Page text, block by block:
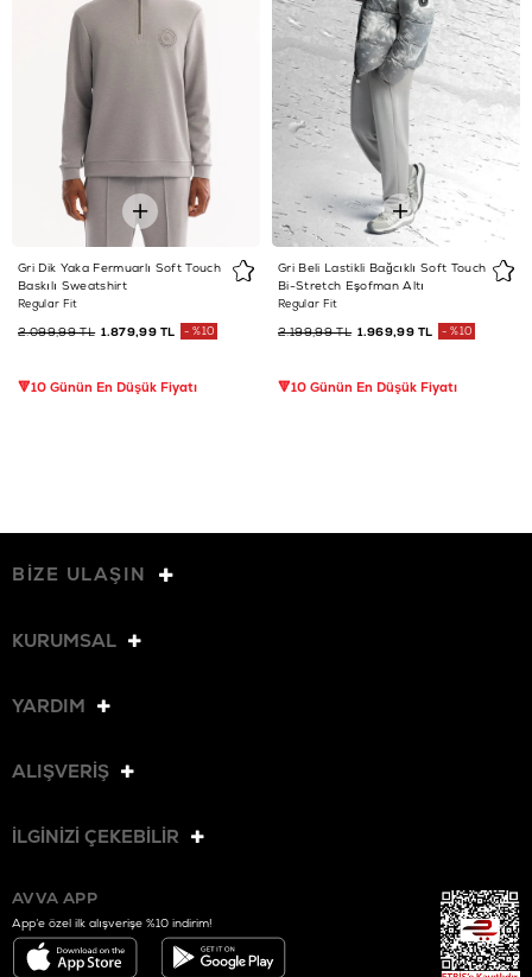
Gri Dik Yaka Fermuarlı Soft Touch
Baskılı Sweatshirt
Regular Fit
1.879,99 TL
2.099,99 TL %10
🔻10 Günün En Düşük Fiyatı
Gri Beli Lastikli Bağcıklı Soft Touch
Bi-Stretch Eşofman Altı
Regular Fit
1.969,99 TL
2.199,99 TL %10
🔻10 Günün En Düşük Fiyatı
BİZE ULAŞIN
KURUMSAL
YARDIM
ALIŞVERİŞ
İLGİNİZİ ÇEKEBİLİR
AVVA APP
App’e özel ilk alışverişe %10 indirim!